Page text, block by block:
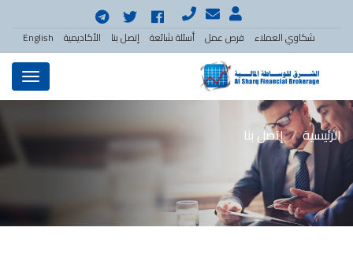
شكاوي العملاء فرص عمل أسئلة شائعة إتصل بنا الأكاديمية English
Menu
الرئيسية إتصل بنا